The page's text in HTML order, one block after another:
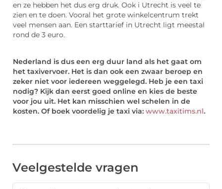
en ze hebben het dus erg druk. Ook i Utrecht is veel te
zien en te doen. Vooral het grote winkelcentrum trekt
veel mensen aan. Een starttarief in Utrecht ligt meestal
rond de 3 euro.
Nederland is dus een erg duur land als het gaat om
het taxivervoer. Het is dan ook een zwaar beroep en
zeker niet voor iedereen weggelegd. Heb je een taxi
nodig? Kijk dan eerst goed online en kies de beste
voor jou uit. Het kan misschien wel schelen in de
kosten. Of boek voordelig je taxi via: www.taxitims.nl.
Veelgestelde vragen